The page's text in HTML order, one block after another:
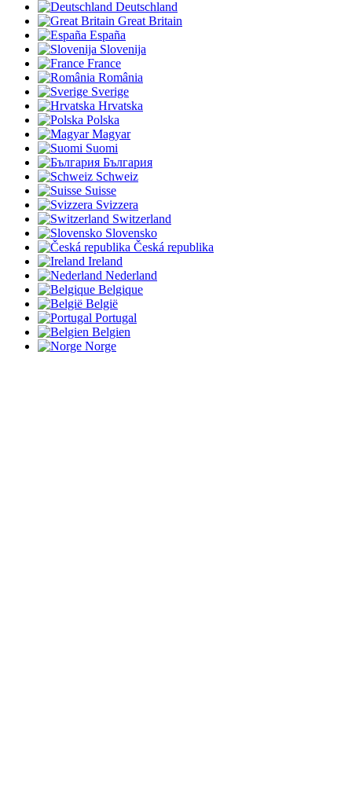
Deutschland
Great Britain
España
Slovenija
France
România
Sverige
Hrvatska
Polska
Magyar
Suomi
България
Schweiz
Suisse
Svizzera
Switzerland
Slovensko
Česká republika
Ireland
Nederland
Belgique
België
Portugal
Belgien
Norge